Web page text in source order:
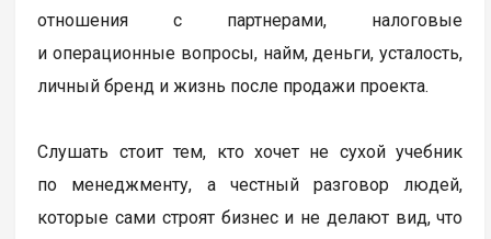
отношения с партнерами, налоговые
и операционные вопросы, найм, деньги, усталость,
личный бренд и жизнь после продажи проекта.
Слушать стоит тем, кто хочет не сухой учебник
по менеджменту, а честный разговор людей,
которые сами строят бизнес и не делают вид, что